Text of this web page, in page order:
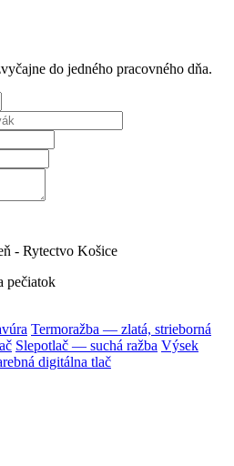
do jedného pracovného dňa.
- Rytectvo Košice
pečiatok
Termoražba — zlatá, strieborná
Slepotlač — suchá ražba Výsek
digitálna tlač